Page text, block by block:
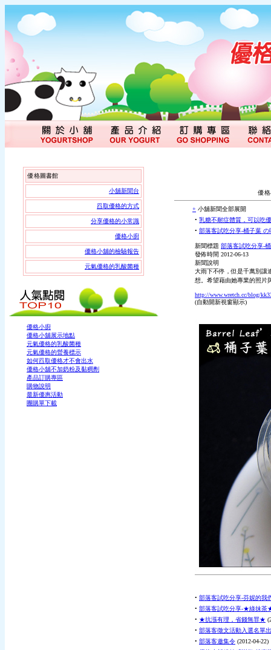
優格圖書館
小舖新聞台
舀取優格的方式
分享優格的小常識
優格小廚
優格小舖的檢驗報告
元氣優格的乳酸菌種
優格小廚
優格小舖展示地點
元氣優格的乳酸菌種
元氣優格的營養標示
如何舀取優格才不會出水
優格小舖不加奶粉及黏稠劑
產品訂購專區
購物說明
最新優惠活動
團購單下載
優
+ 小舖新聞全部展開
• 乳糖不耐症體質，可以吃
• 部落客試吃分享-桶子葉 の
新聞標題 部落客試吃分享-
發佈時間 2012-06-13
新聞說明
大雨下不停，但是千萬別
想。希望藉由她專業的照片
http://www.wretch.cc/blog/
(自動開新視窗顯示)
• 部落客試吃分享-芬妮的我
• 部落客試吃分享-★綠抹
• ★抗漲有理，省錢無罪★ (
• 部落客徵文活動入選名單
• 部落客邀集令 (2012-04-22)